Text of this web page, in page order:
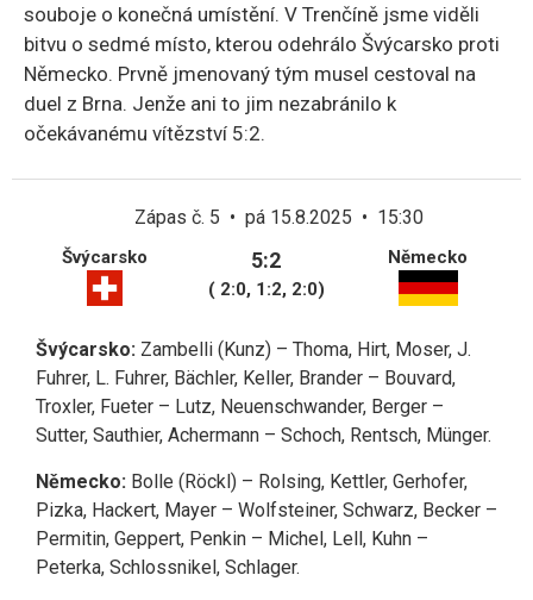
souboje o konečná umístění. V Trenčíně jsme viděli
bitvu o sedmé místo, kterou odehrálo Švýcarsko proti
Německo. Prvně jmenovaný tým musel cestoval na
duel z Brna. Jenže ani to jim nezabránilo k
očekávanému vítězství 5:2.
Zápas č. 5 • pá 15.8.2025 • 15:30
Švýcarsko 5:2
( 2:0, 1:2, 2:0)
Německo
Švýcarsko: Zambelli (Kunz) – Thoma, Hirt, Moser, J.
Fuhrer, L. Fuhrer, Bächler, Keller, Brander – Bouvard,
Troxler, Fueter – Lutz, Neuenschwander, Berger –
Sutter, Sauthier, Achermann – Schoch, Rentsch, Münger.
Německo: Bolle (Röckl) – Rolsing, Kettler, Gerhofer,
Pizka, Hackert, Mayer – Wolfsteiner, Schwarz, Becker –
Permitin, Geppert, Penkin – Michel, Lell, Kuhn –
Peterka, Schlossnikel, Schlager.